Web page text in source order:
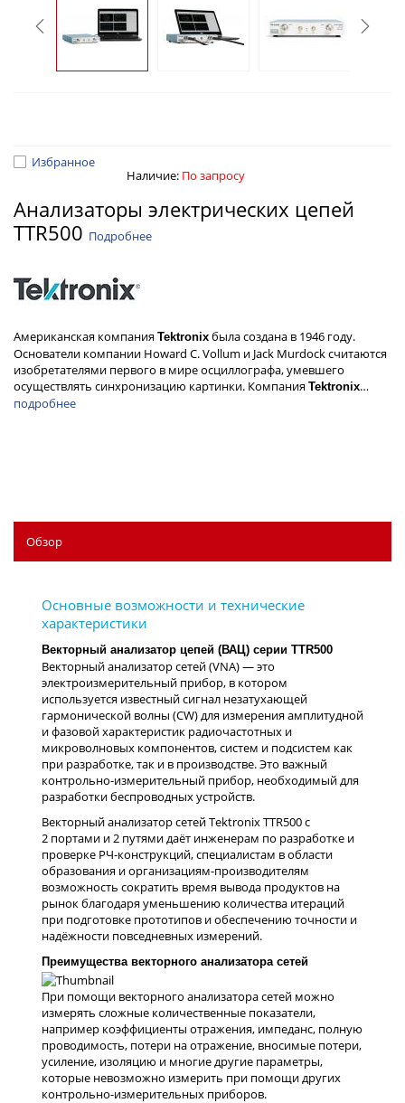
Избранное
Наличие: По запросу
Анализаторы электрических цепей
TTR500 Подробнее
Американская компания Tektronix была создана в 1946 году.
Основатели компании Howard C. Vollum и Jack Murdock считаются
изобретателями первого в мире осциллографа, умевшего
осуществлять синхронизацию картинки. Компания Tektronix…
подробнее
Обзор
Векторный анализатор цепей (ВАЦ) серии TTR500
Векторный анализатор сетей (VNA) — это
электроизмерительный прибор, в котором
используется известный сигнал незатухающей
гармонической волны (CW) для измерения амплитудной
и фазовой характеристик радиочастотных и
микроволновых компонентов, систем и подсистем как
при разработке, так и в производстве. Это важный
контрольно-измерительный прибор, необходимый для
разработки беспроводных устройств.
Векторный анализатор сетей Tektronix TTR500 с
2 портами и 2 путями даёт инженерам по разработке и
проверке РЧ-конструкций, специалистам в области
образования и организациям-производителям
возможность сократить время вывода продуктов на
рынок благодаря уменьшению количества итераций
при подготовке прототипов и обеспечению точности и
надёжности повседневных измерений.
Преимущества векторного анализатора сетей
При помощи векторного анализатора сетей можно
измерять сложные количественные показатели,
например коэффициенты отражения, импеданс, полную
проводимость, потери на отражение, вносимые потери,
усиление, изоляцию и многие другие параметры,
которые невозможно измерить при помощи других
контрольно-измерительных приборов.